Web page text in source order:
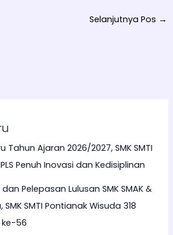
Selanjutnya Pos →
Tahun Ajaran 2026/2027, SMK SMTI
Penuh Inovasi dan Kedisiplinan
Pelepasan Lulusan SMK SMAK &
SMTI Pontianak Wisuda 318
ke-56